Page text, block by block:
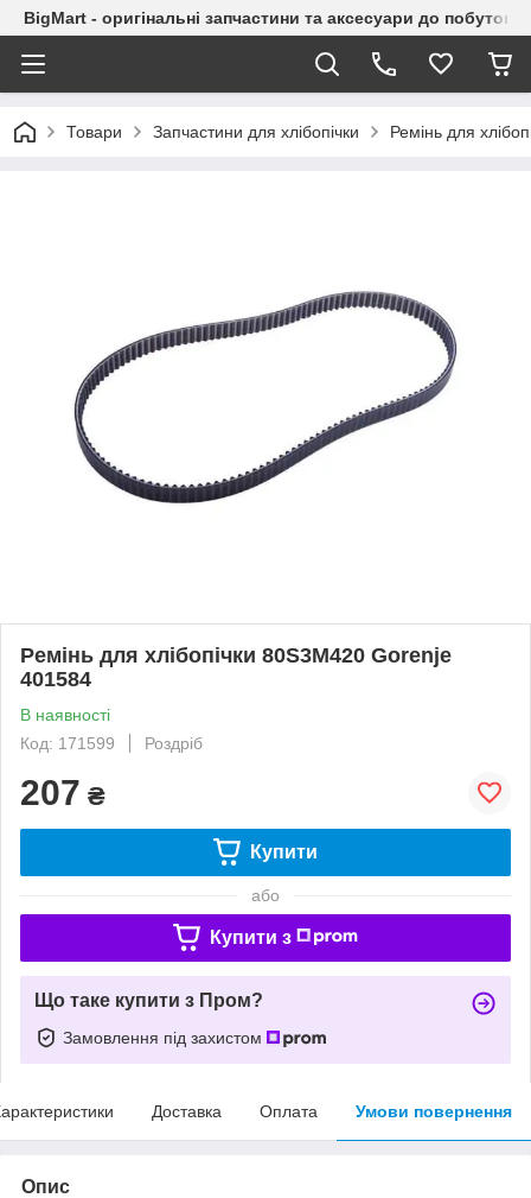
BigMart - оригінальні запчастини та аксесуари до побутової
Товари Запчастини для хлібопічки Ремінь для
Ремінь для хлібопічки 80S3M420 Gorenje
401584
В наявності
Код: 171599
Роздріб
207 ₴
Купити
або
Купити з
Що таке купити з Пром?
Замовлення під захистом
Доставка Оплата Умови повернення
Опис